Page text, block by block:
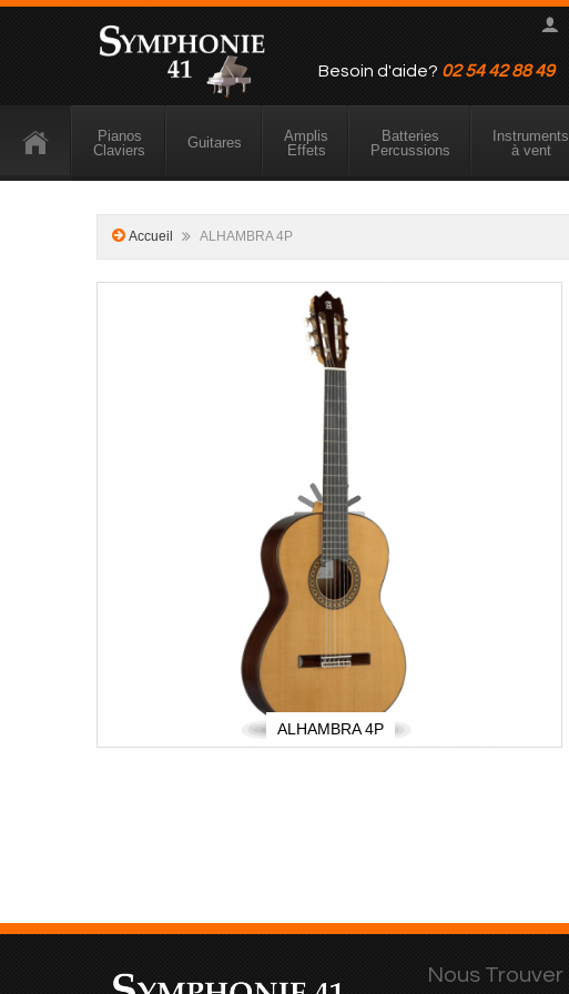
Besoin d'aide? 02 54 42 88 49
Pianos
Claviers
Guitares
Amplis
Effets
Batteries
Percussions
Instruments
à vent
Accueil ALHAMBRA 4P
ALHAMBRA 4P
Nous Trouver